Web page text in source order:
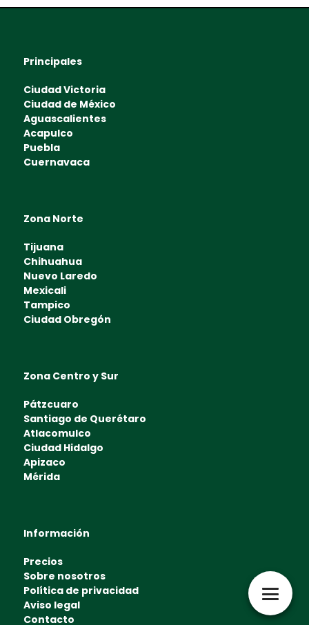
Principales
Ciudad Victoria
Ciudad de México
Aguascalientes
Acapulco
Puebla
Cuernavaca
Zona Norte
Tijuana
Chihuahua
Nuevo Laredo
Mexicali
Tampico
Ciudad Obregón
Zona Centro y Sur
Pátzcuaro
Santiago de Querétaro
Atlacomulco
Ciudad Hidalgo
Apizaco
Mérida
Información
Precios
Sobre nosotros
Política de privacidad
Aviso legal
Contacto